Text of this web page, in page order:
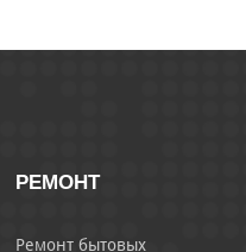
РЕМОНТ
Ремонт бытовых